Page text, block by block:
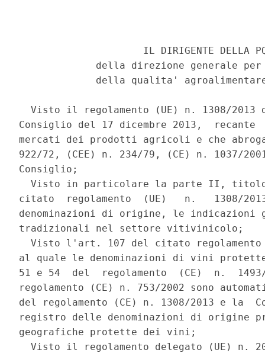
IL DIRIGENTE DELLA
della direzione generale
della qualita'
Visto il regolamento (UE) n. 1308/2013
Consiglio del 17 dicembre 2013,  recante
mercati dei prodotti agricoli e che
922/72, (CEE) n. 234/79, (CE) n. 1037/
Consiglio;
Visto in particolare la parte II,
citato  regolamento  (UE)   n.   1308/
denominazioni di origine, le indicazioni
tradizionali nel settore vitivinicolo;
Visto l'art. 107 del citato
al quale le denominazioni di vini
51 e 54  del  regolamento  (CE)  n.
regolamento (CE) n. 753/2002 sono
del regolamento (CE) n. 1308/2013 e la
registro delle denominazioni di origine
geografiche protette dei vini;
Visto il regolamento delegato (UE) n.